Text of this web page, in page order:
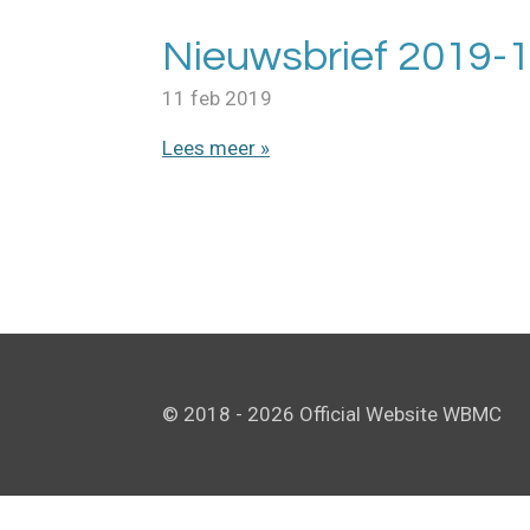
Nieuwsbrief 2019-1
11 feb 2019
Lees meer »
© 2018 - 2026 Official Website WBMC